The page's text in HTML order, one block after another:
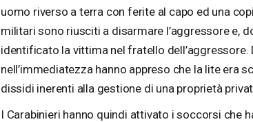
uomo riverso a terra con ferite al capo ed una
militari sono riusciti a disarmare l’aggressore e,
identificato la vittima nel fratello
nell’immediatezza hanno appreso che la lite era
dissidi inerenti alla gestione di una proprietà
I Carabinieri hanno quindi attivato i soccorsi che